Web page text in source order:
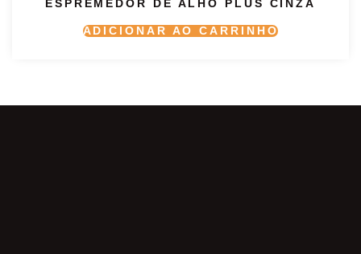
ESPREMEDOR DE ALHO PLUS CINZA
ADICIONAR AO CARRINHO